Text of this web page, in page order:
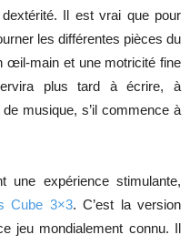
Il est vrai que pour
les différentes pièces du
œil-main et une motricité fine
plus tard à écrire, à
musique, s’il commence à
expérience stimulante,
Cube 3×3. C’est la version
jeu mondialement connu. Il